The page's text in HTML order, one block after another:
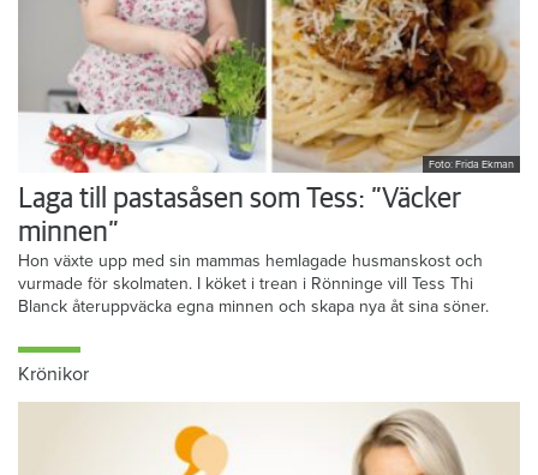
Foto: Frida Ekman
Laga till pastasåsen som Tess: ”Väcker
minnen”
Hon växte upp med sin mammas hemlagade husmanskost och
vurmade för skolmaten. I köket i trean i Rönninge vill Tess Thi
Blanck återuppväcka egna minnen och skapa nya åt sina söner.
Krönikor